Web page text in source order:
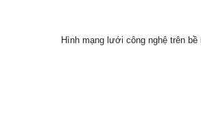
Hình mạng lưới công nghệ trên bề